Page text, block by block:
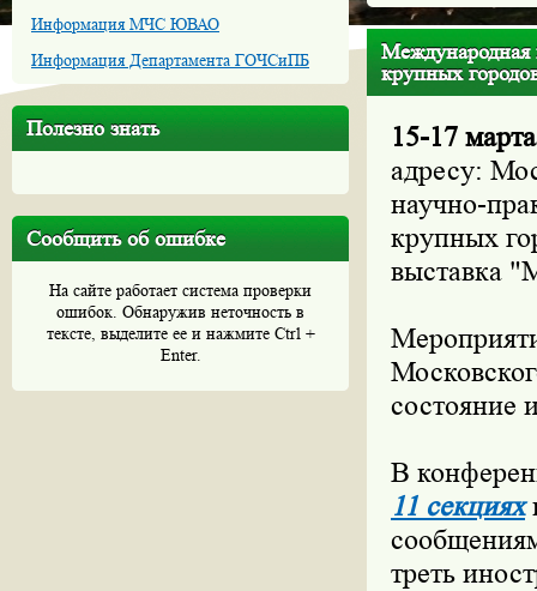
Информация МЧС ЮВАО
Информация Департамента ГОЧСиПБ
Полезно знать
Сообщить об ошибке
На сайте работает система проверки
ошибок. Обнаружив неточность в
тексте, выделите ее и нажмите Ctrl +
Enter.
Международная
крупных
15-17
адресу:
научно-
крупных
выставка
состояние
В
11 секциях
треть